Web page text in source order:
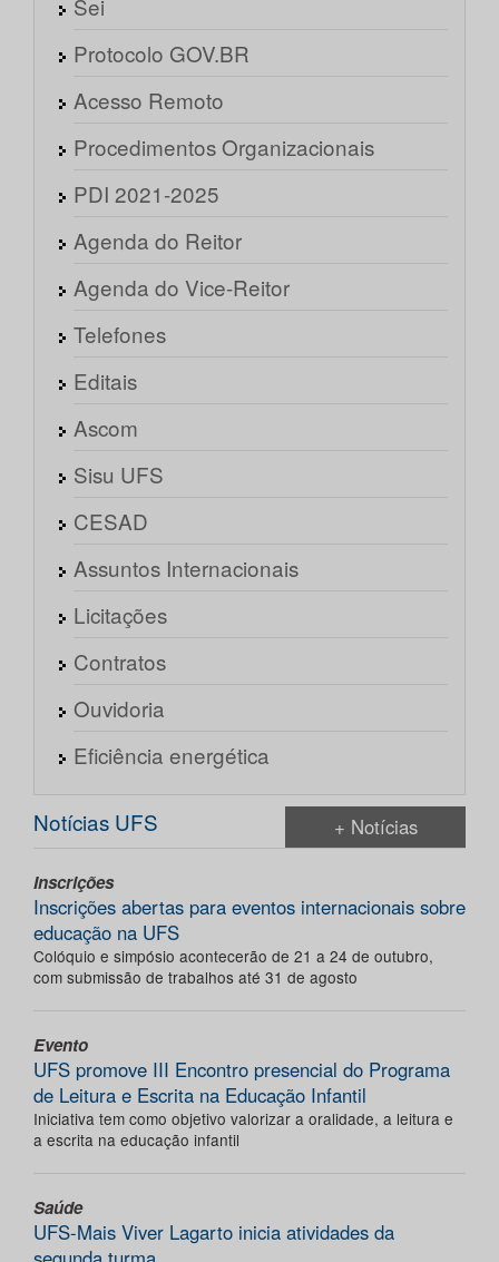
Sei
Protocolo GOV.BR
Acesso Remoto
Procedimentos Organizacionais
PDI 2021-2025
Agenda do Reitor
Agenda do Vice-Reitor
Telefones
Editais
Ascom
Sisu UFS
CESAD
Assuntos Internacionais
Licitações
Contratos
Ouvidoria
Eficiência energética
Notícias UFS + Notícias
Inscrições
Inscrições abertas para eventos internacionais sobre
educação na UFS
Colóquio e simpósio acontecerão de 21 a 24 de outubro,
com submissão de trabalhos até 31 de agosto
Evento
UFS promove III Encontro presencial do Programa
de Leitura e Escrita na Educação Infantil
Iniciativa tem como objetivo valorizar a oralidade, a leitura e
a escrita na educação infantil
Saúde
UFS-Mais Viver Lagarto inicia atividades da